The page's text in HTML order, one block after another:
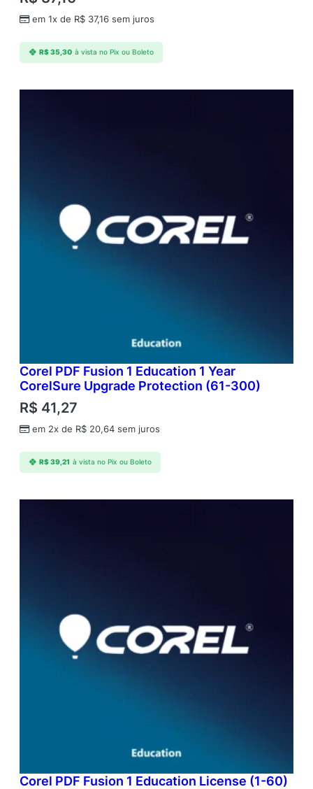
em 1x de R$ 37,16 sem juros
R$35,30 à vista no Pix ou Boleto
Corel PDF Fusion 1 Education 1 Year
CorelSure Upgrade Protection (61-300)
R$ 41,27
em 2x de R$ 20,64 sem juros
R$39,21 à vista no Pix ou Boleto
Corel PDF Fusion 1 Education License (1-60)